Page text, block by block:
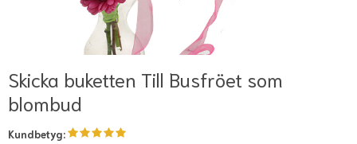
Skicka buketten Till Busfröet som
blombud
Kundbetyg: